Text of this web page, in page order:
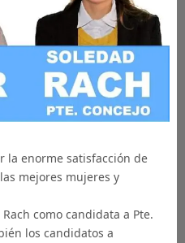
la enorme satisfacción de
mejores mujeres y
como candidata a Pte.
los candidatos a